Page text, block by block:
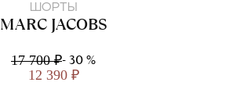
ШОРТЫ
MARC JACOBS
17 700 ₽- 30 %
12 390 ₽